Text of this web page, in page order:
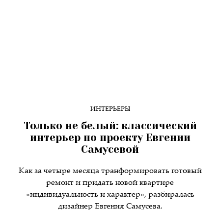
ИНТЕРЬЕРЫ
Только не белый: классический
интерьер по проекту Евгении
Самусевой
Как за четыре месяца транформировать готовый
ремонт и придать новой квартире
«индивидуальность и характер», разбиралась
дизайнер Евгения Самусева.